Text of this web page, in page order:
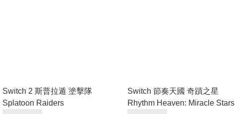
Switch 2 斯普拉遁 塗擊隊
Splatoon Raiders
Switch 節奏天國 奇蹟之星
Rhythm Heaven: Miracle Stars